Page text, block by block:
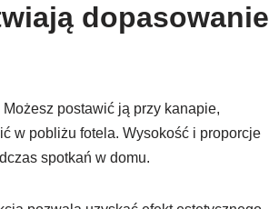
dopasowanie
postawić ją przy kanapie,
w pobliżu fotela. Wysokość i proporcje
spotkań w domu.